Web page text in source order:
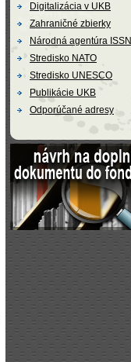
Digitalizácia v UKB
Zahraničné zbierky
Národná agentúra ISSN
Stredisko NATO
Stredisko UNESCO
Publikácie UKB
Odporúčané adresy